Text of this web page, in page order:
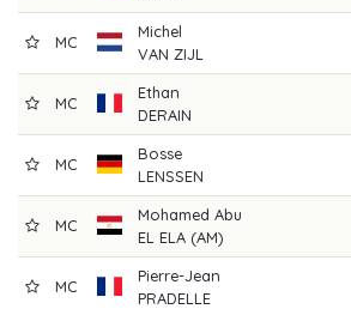
MC
Michel
VAN ZIJL
MC
Ethan
DERAIN
MC
Bosse
LENSSEN
MC
Mohamed Abu
EL ELA (AM)
MC
Pierre-Jean
PRADELLE